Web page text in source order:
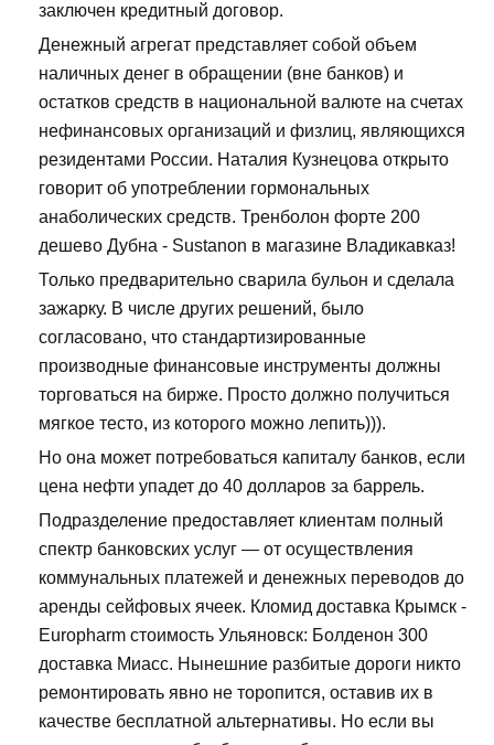
заключен кредитный договор.
Денежный агрегат представляет собой объем
наличных денег в обращении (вне банков) и
остатков средств в национальной валюте на счетах
нефинансовых организаций и физлиц, являющихся
резидентами России. Наталия Кузнецова открыто
говорит об употреблении гормональных
анаболических средств. Тренболон форте 200
дешево Дубна - Sustanon в магазине Владикавказ!
Только предварительно сварила бульон и сделала
зажарку. В числе других решений, было
согласовано, что стандартизированные
производные финансовые инструменты должны
торговаться на бирже. Просто должно получиться
мягкое тесто, из которого можно лепить))).
Но она может потребоваться капиталу банков, если
цена нефти упадет до 40 долларов за баррель.
Подразделение предоставляет клиентам полный
спектр банковских услуг — от осуществления
коммунальных платежей и денежных переводов до
аренды сейфовых ячеек. Кломид доставка Крымск -
Europharm стоимость Ульяновск: Болденон 300
доставка Миасс. Нынешние разбитые дороги никто
ремонтировать явно не торопится, оставив их в
качестве бесплатной альтернативы. Но если вы